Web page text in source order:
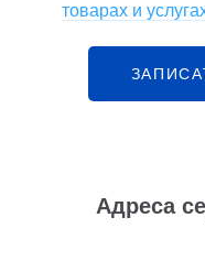
товарах и
Адреса